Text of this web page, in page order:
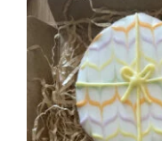
Blog
Nous contacter